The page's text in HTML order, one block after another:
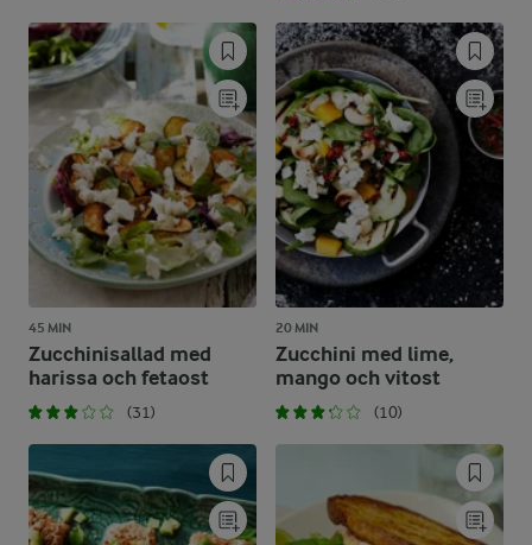
45 MIN
Zucchinisallad med
harissa och fetaost
(31)
20 MIN
Zucchini med lime,
mango och vitost
(10)